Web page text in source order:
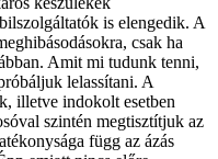
is elengedik. A
csak ha
Amit mi tudunk tenni,
lelassítani. A
illetve indokolt esetben
szintén megtisztítjuk az
függ az ázás